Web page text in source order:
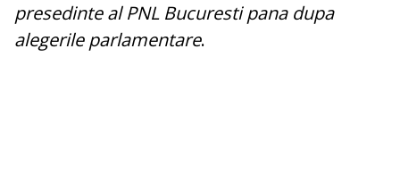
presedinte al PNL Bucuresti pana dupa
alegerile parlamentare.